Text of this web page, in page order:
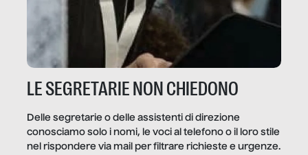
LE SEGRETARIE NON CHIEDONO
Delle segretarie o delle assistenti di direzione
conosciamo solo i nomi, le voci al telefono o il loro stile
nel rispondere via mail per filtrare richieste e urgenze.